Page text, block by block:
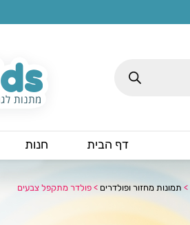
דף הבית חנות
> תמונות מחזור ופולדרים > פולדר מתקפל צבעים